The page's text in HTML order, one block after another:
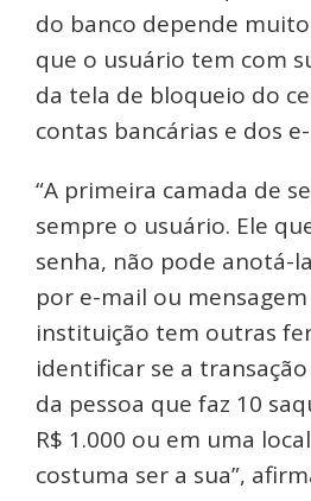
do banco depende
que o usuário tem com
da tela de bloqueio do
contas bancárias e dos
“A primeira camada de
sempre o usuário. Ele
senha, não pode anotá-
por e-mail ou
instituição tem outras
identificar se a
da pessoa que faz 10
R$ 1.000 ou em uma
costuma ser a sua”,